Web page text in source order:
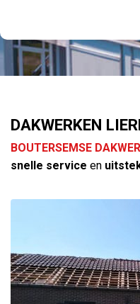
DAKWERKEN
BOUTERSEMSE
snelle service en